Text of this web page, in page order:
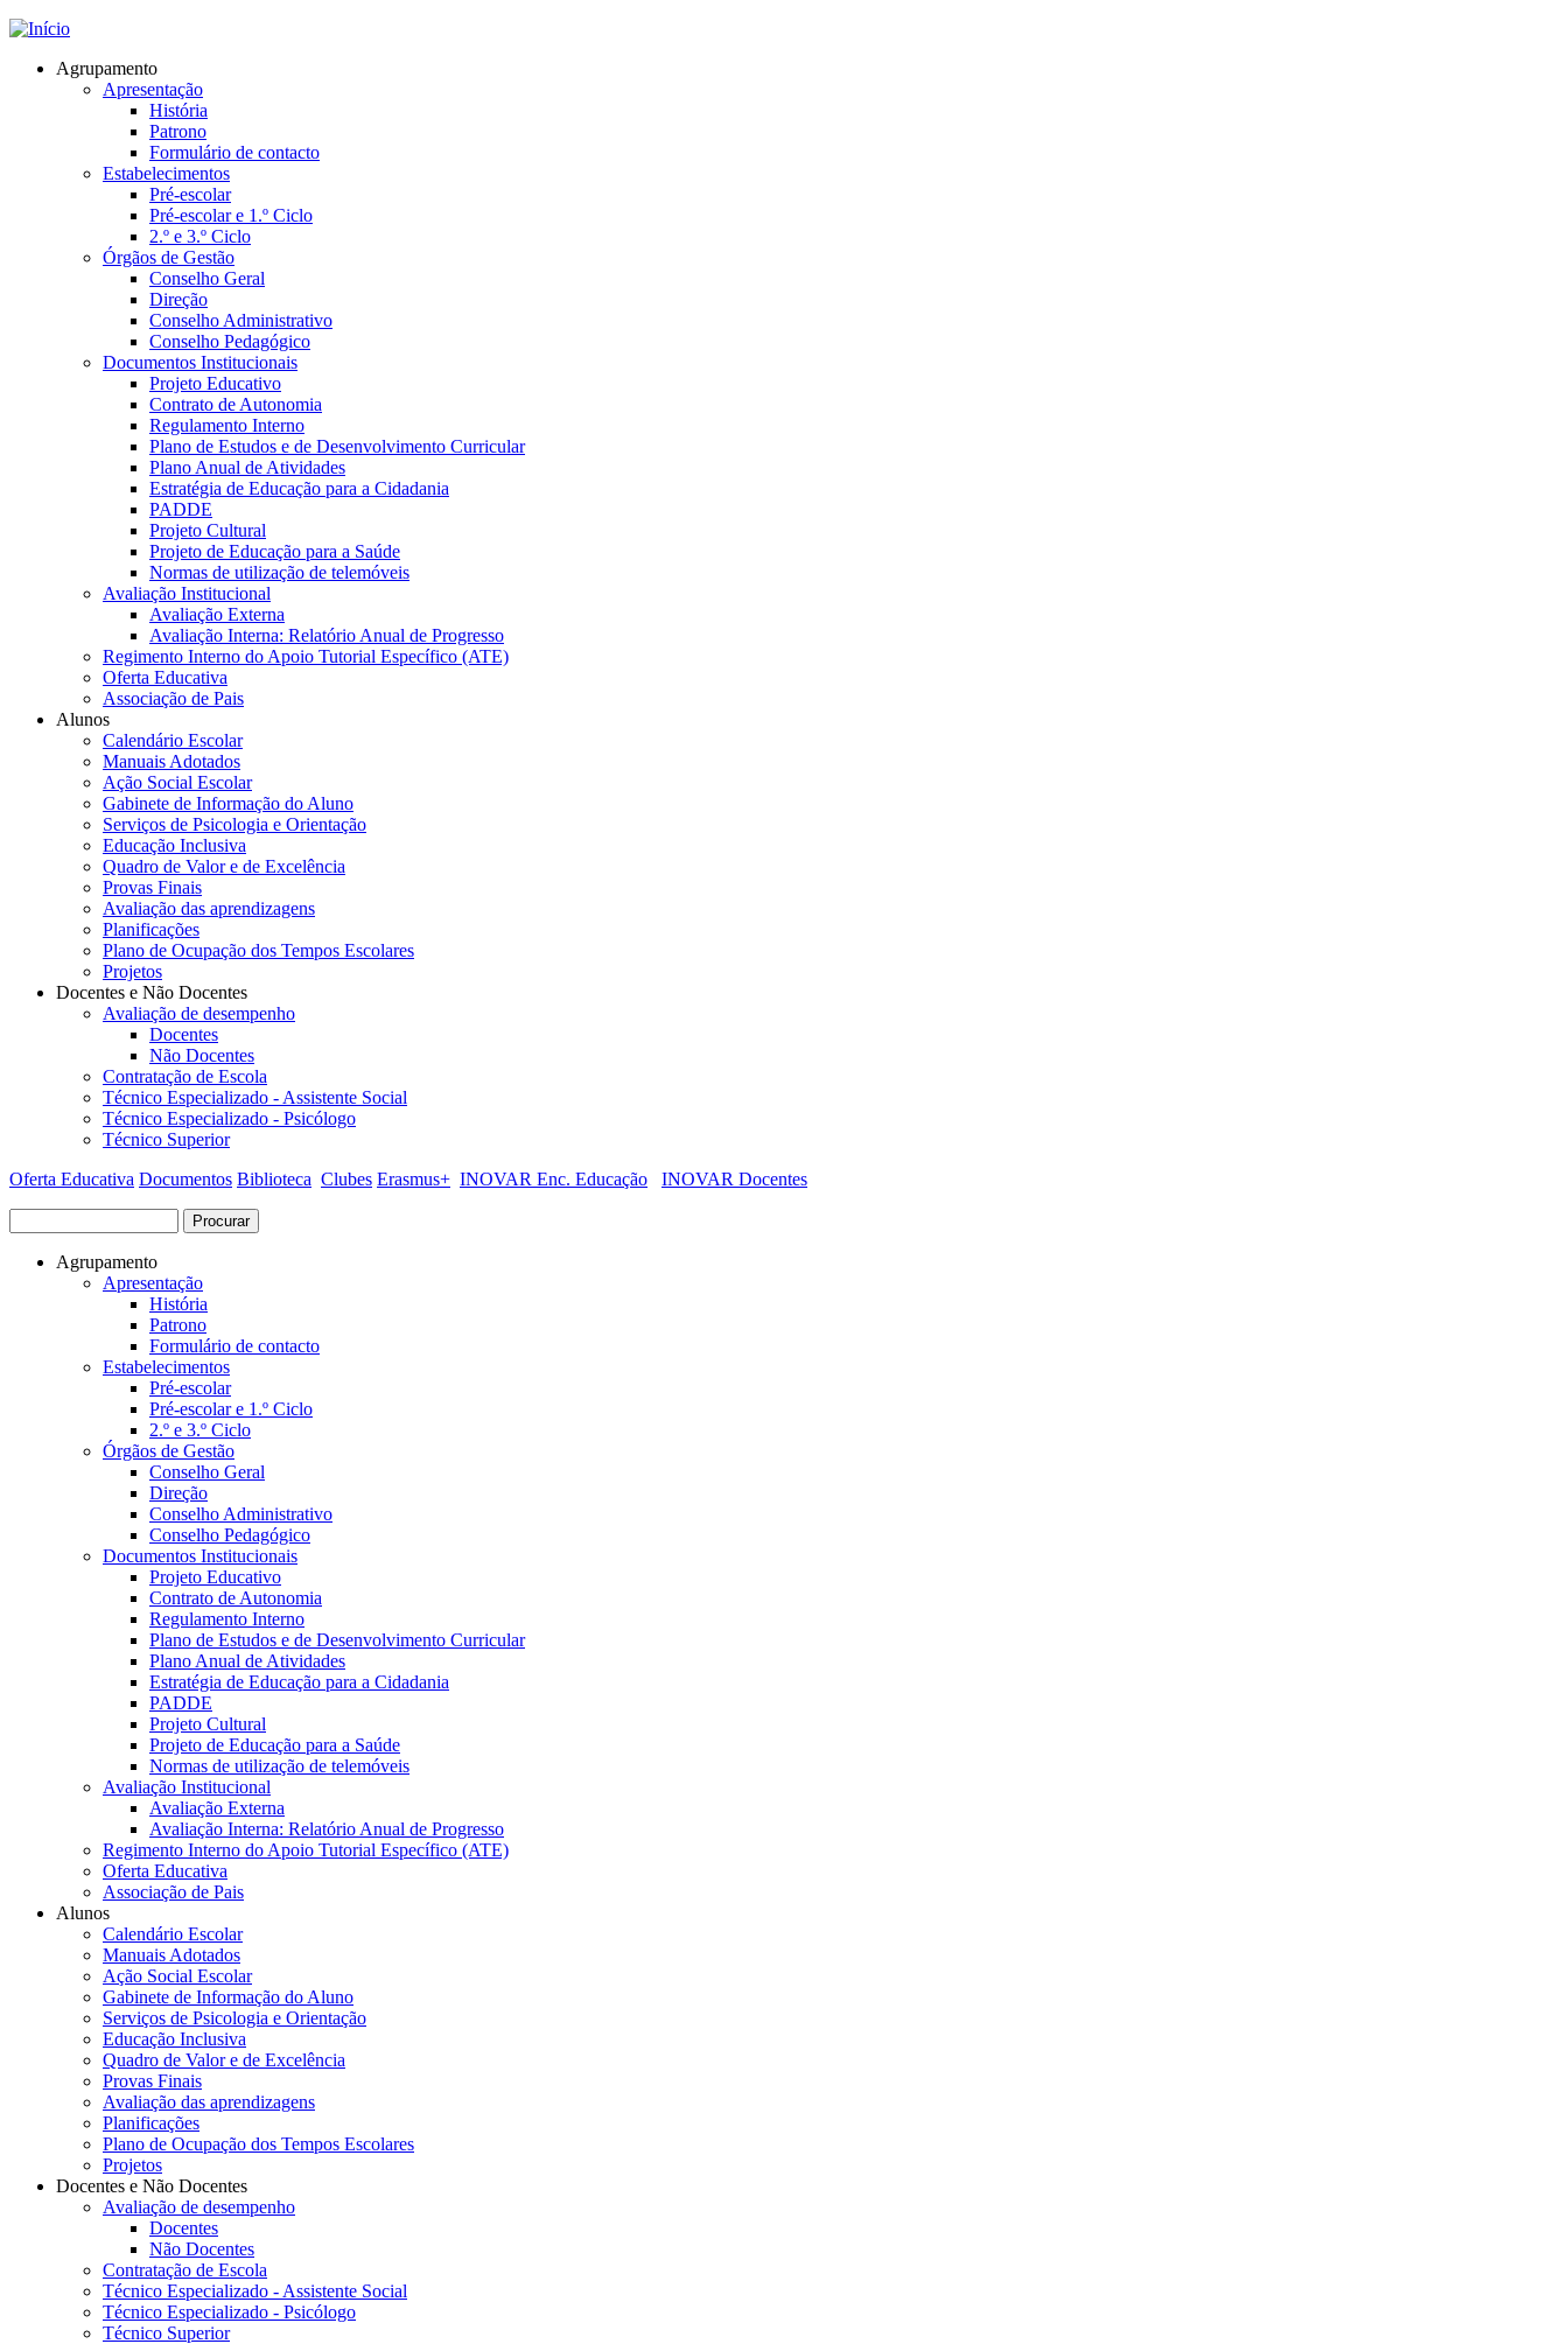
Jump to navigation
Agrupamento
Apresentação
História
Patrono
Formulário de contacto
Estabelecimentos
Pré-escolar
Pré-escolar e 1.º Ciclo
2.º e 3.º Ciclo
Órgãos de Gestão
Conselho Geral
Direção
Conselho Administrativo
Conselho Pedagógico
Documentos Institucionais
Projeto Educativo
Contrato de Autonomia
Regulamento Interno
Plano de Estudos e de Desenvolvimento Curricular
Plano Anual de Atividades
Estratégia de Educação para a Cidadania
PADDE
Projeto Cultural
Projeto de Educação para a Saúde
Normas de utilização de telemóveis
Avaliação Institucional
Avaliação Externa
Avaliação Interna: Relatório Anual de Progresso
Regimento Interno do Apoio Tutorial Específico (ATE)
Oferta Educativa
Associação de Pais
Alunos
Calendário Escolar
Manuais Adotados
Ação Social Escolar
Gabinete de Informação do Aluno
Serviços de Psicologia e Orientação
Educação Inclusiva
Quadro de Valor e de Excelência
Provas Finais
Avaliação das aprendizagens
Planificações
Plano de Ocupação dos Tempos Escolares
Projetos
Docentes e Não Docentes
Avaliação de desempenho
Docentes
Não Docentes
Contratação de Escola
Técnico Especializado - Assistente Social
Técnico Especializado - Psicólogo
Técnico Superior
Oferta Educativa Documentos Biblioteca Clubes Erasmus+ INOVAR Enc. Educação INOVAR Docentes
Agrupamento
Apresentação
História
Patrono
Formulário de contacto
Estabelecimentos
Pré-escolar
Pré-escolar e 1.º Ciclo
2.º e 3.º Ciclo
Órgãos de Gestão
Conselho Geral
Direção
Conselho Administrativo
Conselho Pedagógico
Documentos Institucionais
Projeto Educativo
Contrato de Autonomia
Regulamento Interno
Plano de Estudos e de Desenvolvimento Curricular
Plano Anual de Atividades
Estratégia de Educação para a Cidadania
PADDE
Projeto Cultural
Projeto de Educação para a Saúde
Normas de utilização de telemóveis
Avaliação Institucional
Avaliação Externa
Avaliação Interna: Relatório Anual de Progresso
Regimento Interno do Apoio Tutorial Específico (ATE)
Oferta Educativa
Associação de Pais
Alunos
Calendário Escolar
Manuais Adotados
Ação Social Escolar
Gabinete de Informação do Aluno
Serviços de Psicologia e Orientação
Educação Inclusiva
Quadro de Valor e de Excelência
Provas Finais
Avaliação das aprendizagens
Planificações
Plano de Ocupação dos Tempos Escolares
Projetos
Docentes e Não Docentes
Avaliação de desempenho
Docentes
Não Docentes
Contratação de Escola
Técnico Especializado - Assistente Social
Técnico Especializado - Psicólogo
Técnico Superior